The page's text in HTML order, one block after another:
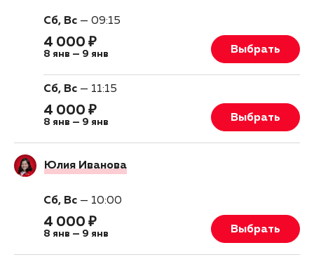
Сб, Вс — 09:15
4 000 ₽
8 янв — 9 янв Выбрать
Сб, Вс — 11:15
4 000 ₽
8 янв — 9 янв Выбрать
Юлия Иванова
Сб, Вс — 10:00
4 000 ₽
8 янв — 9 янв Выбрать